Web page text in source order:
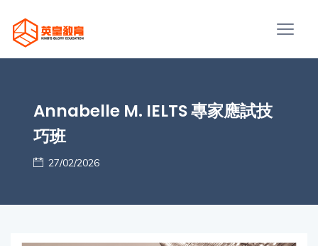
Annabelle M. IELTS 專家應試技
巧班
27/02/2026